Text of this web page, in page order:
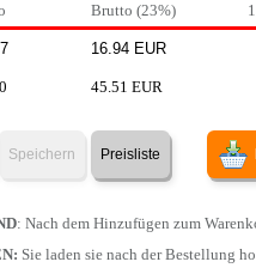
Brutto (23%)
45.51 EUR
Speichern Preisliste
: Nach dem Hinzufügen zum
Sie laden sie nach der Bestellung